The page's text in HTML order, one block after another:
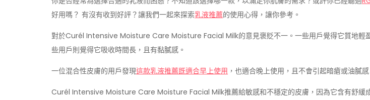
好用嗎？ 有沒有收到好評？讓我們一起來探索乳液推薦的使用心得，讓你參考。
對於Curél Intensive Moisture Care Moisture Facial Milk的意見褒貶不一。一些用戶覺得它質地輕
些用戶則覺得它吸收時間長，且有黏膩感。
一位混合性皮膚的用戶發現這款乳液推薦既適合早上使用 ，也適合晚上使用，且不會引起暗瘡或油膩感
Curél Intensive Moisture Care Moisture Facial Milk推薦給敏感和不穩定的皮膚，因為它含有舒緩